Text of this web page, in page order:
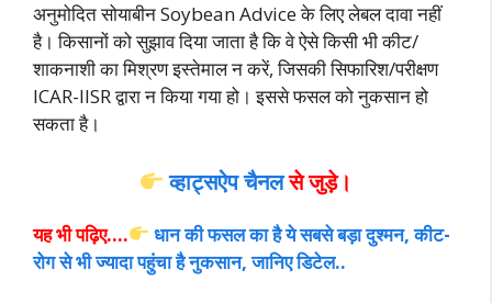
अनुमोदित सोयाबीन Soybean Advice के लिए लेबल दावा नहीं
है। किसानों को सुझाव दिया जाता है कि वे ऐसे किसी भी कीट/
शाकनाशी का मिश्रण इस्तेमाल न करें, जिसकी सिफारिश/परीक्षण
ICAR-IISR द्वारा न किया गया हो। इससे फसल को नुकसान हो
सकता है।
व्हाट्सऐप चैनलसे जुड़े।
यह भी पढ़िए….
धान की फसल का है ये सबसे बड़ा दुश्मन, कीट-
रोग से भी ज्यादा पहुंचा है नुकसान, जानिए डिटेल..